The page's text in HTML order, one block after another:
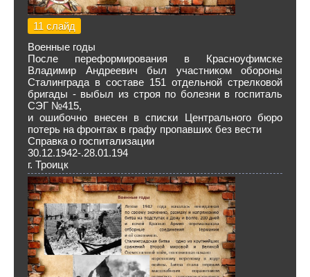
11 слайд
Военные годы
После переформирования в Красноуфимске
Владимир Андреевич был участником обороны
Сталинграда в составе 151 отдельной стрелковой
бригады - выбыл из строя по болезни в госпиталь
СЭГ №415,
и ошибочно внесен в списки Центрального бюро
потерь на фронтах в графу пропавших без вести
Справка о госпитализации
30.12.1942-.28.01.194
г. Троицк